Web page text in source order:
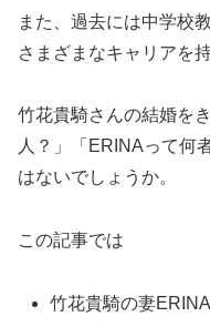
また、過去には中学校
さまざまなキャリアを
竹花貴騎さんの結婚を
人？」「ERINAって何
はないでしょうか。
この記事では
竹花貴騎の妻